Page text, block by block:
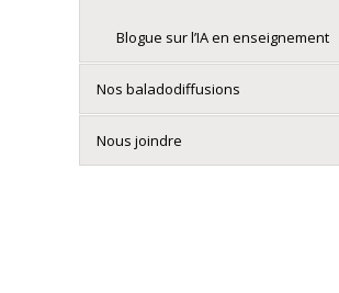
Blogue sur l’IA en enseignement
Nos baladodiffusions
Nous joindre